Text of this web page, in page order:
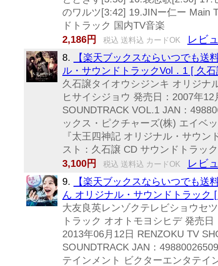
のワルツ[3:42] 19.JINー仁ー Main
ドトラック 国内TV音楽
2,186円
税込 送料込 カードOK レビ
8.
【楽天ブックスならいつでも送
ル・サウンドトラックVol．1 [ 久
久石譲タイオウシジンキ オリジナ
ヒサイシジョウ 発売日：2007年
SOUNDTRACK VOL.1 JAN：
ックス・ピクチャーズ(株) エイベ
『太王四神記 オリジナル・サウ
スト：久石譲 CD サウンドトラッ
3,100円
税込 送料込 カードOK レビ
9.
【楽天ブックスならいつでも送
ん オリジナル・サウンドトラック
大友良英レンゾクテレビショウセ
トラック オオトモヨシヒデ 発売
2013年06月12日 RENZOKU TV
SOUNDTRACK JAN：
テインメント ビクターエンタテイ